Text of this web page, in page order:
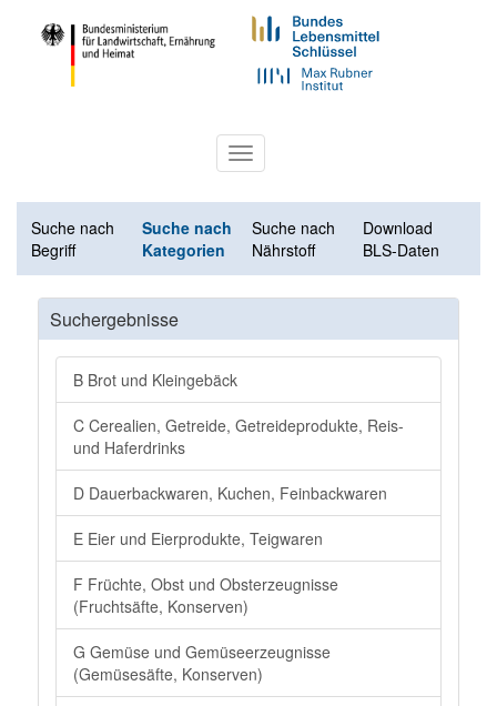
Toggle
navigation
Suche nach
Begriff
Suche nach
Kategorien
Suche nach
Nährstoff
Download
BLS-Daten
Suchergebnisse
B Brot und Kleingebäck
C Cerealien, Getreide, Getreideprodukte, Reis-
und Haferdrinks
D Dauerbackwaren, Kuchen, Feinbackwaren
E Eier und Eierprodukte, Teigwaren
F Früchte, Obst und Obsterzeugnisse
(Fruchtsäfte, Konserven)
G Gemüse und Gemüseerzeugnisse
(Gemüsesäfte, Konserven)